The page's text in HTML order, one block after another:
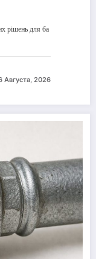
рішень для ба
Августа, 2026